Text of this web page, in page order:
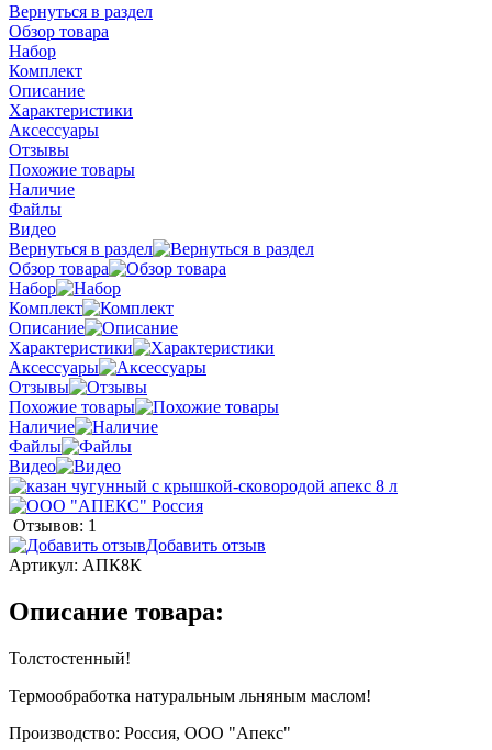
Вернуться в раздел
Обзор товара
Набор
Комплект
Описание
Характеристики
Аксессуары
Отзывы
Похожие товары
Наличие
Файлы
Видео
Вернуться в раздел
Обзор товара
Набор
Комплект
Описание
Характеристики
Аксессуары
Отзывы
Похожие товары
Наличие
Файлы
Видео
Отзывов: 1
Добавить отзыв
Артикул: АПК8К
Описание товара:
Толстостенный!
Термообработка натуральным льняным маслом!
Производство: Россия, ООО "Апекс"